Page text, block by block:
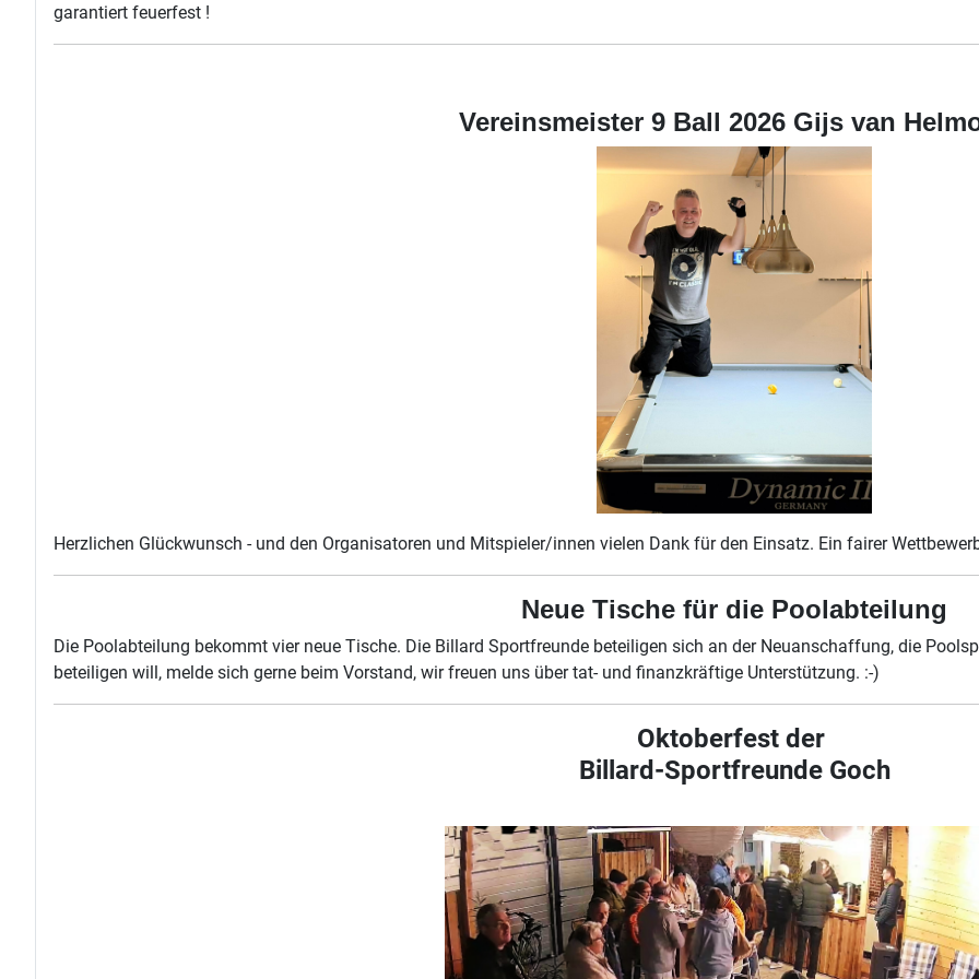
garantiert feuerfest !
Vereinsmeister 9 Ball 2026 Gijs van
Herzlichen Glückwunsch - und den Organisatoren und Mitspieler/innen vielen Dank für den Einsatz. Ein fairer
Neue Tische für die Poolabteilung
Die Poolabteilung bekommt vier neue Tische. Die Billard Sportfreunde beteiligen sich an der Neuanschaffung, die
beteiligen will, melde sich gerne beim Vorstand, wir freuen uns über tat- und finanzkräftige Unterstützung. :-)
Oktoberfest der
Billard-Sportfreunde Goch